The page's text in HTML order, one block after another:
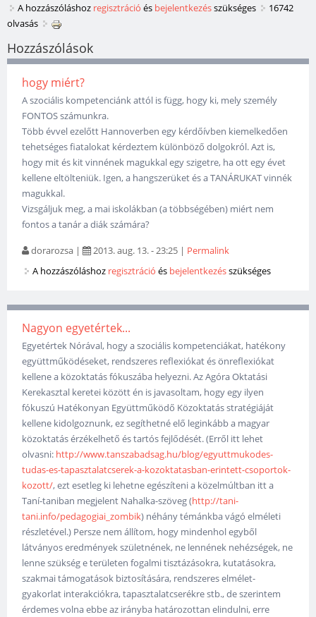
A hozzászóláshoz regisztráció és bejelentkezésszükséges
16742
olvasás
Hozzászólások
hogy miért?
A szociális kompetenciánk attól is függ, hogy ki, mely személy
FONTOS számunkra.
Több évvel ezelőtt Hannoverben egy kérdőívben kiemelkedően
tehetséges fiatalokat kérdeztem különböző dolgokról. Azt is,
hogy mit és kit vinnének magukkal egy szigetre, ha ott egy évet
kellene eltölteniük. Igen, a hangszerüket és a TANÁRUKAT vinnék
magukkal.
Vizsgáljuk meg, a mai iskolákban (a többségében) miért nem
fontos a tanár a diák számára?
dorarozsa | 2013. aug. 13. - 23:25 | Permalink
A hozzászóláshoz regisztráció és bejelentkezésszükséges
Nagyon egyetértek...
Egyetértek Nórával, hogy a szociális kompetenciákat, hatékony
együttműködéseket, rendszeres reflexiókat és önreflexiókat
kellene a közoktatás fókuszába helyezni. Az Agóra Oktatási
Kerekasztal keretei között én is javasoltam, hogy egy ilyen
fókuszú Hatékonyan Együttműködő Közoktatás stratégiáját
kellene kidolgoznunk, ez segíthetné elő leginkább a magyar
közoktatás érzékelhető és tartós fejlődését. (Erről itt lehet
olvasni: http://www.tanszabadsag.hu/blog/egyuttmukodes-
tudas-es-tapasztalatcserek-a-kozoktatasban-erintett-csoportok-
kozott/, ezt esetleg ki lehetne egészíteni a közelmúltban itt a
Taní-taniban megjelent Nahalka-szöveg (http://tani-
tani.info/pedagogiai_zombik) néhány témánkba vágó elméleti
részletével.) Persze nem állítom, hogy mindenhol egyből
látványos eredmények születnének, ne lennének nehézségek, ne
lenne szükség e területen fogalmi tisztázásokra, kutatásokra,
szakmai támogatások biztosítására, rendszeres elmélet-
gyakorlat interakciókra, tapasztalatcserékre stb., de szerintem
érdemes volna ebbe az irányba határozottan elindulni, erre